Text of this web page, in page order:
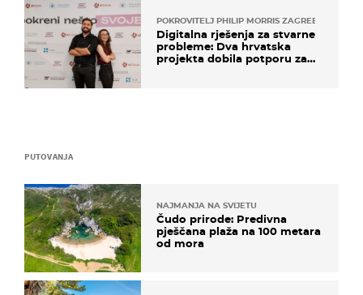
PUTOVANJA
NAJMANJA NA SVIJETU
Čudo prirode: Predivna
pješčana plaža na 100 metara
od mora
POKROVITELJ PHILIP MORRIS ZAGREB
Digitalna rješenja za stvarne
probleme: Dva hrvatska
projekta dobila potporu za